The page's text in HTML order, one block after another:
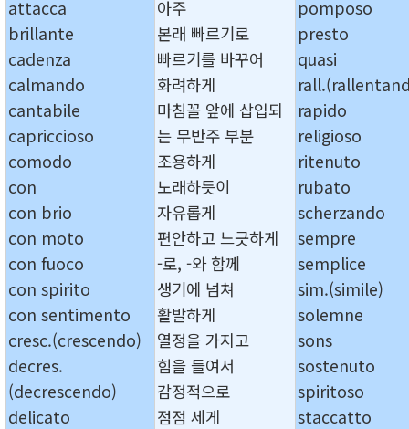
attacca
brillante
cadenza
calmando
cantabile
capriccioso
comodo
con
con brio
con moto
con fuoco
con spirito
con sentimento
cresc.(crescendo)
decres.
(decrescendo)
delicato
아주
본래 빠르기로
빠르기를 바꾸어
화려하게
마침꼴 앞에 삽입되
는 무반주 부분
조용하게
노래하듯이
자유롭게
편안하고 느긋하게
-로, -와 함께
생기에 넘쳐
활발하게
열정을 가지고
힘을 들여서
감정적으로
점점 세게
pomposo
presto
quasi
rapido
religioso
ritenuto
rubato
scherzando
sempre
semplice
sim.(simile)
solemne
sons
sostenuto
spiritoso
staccatto